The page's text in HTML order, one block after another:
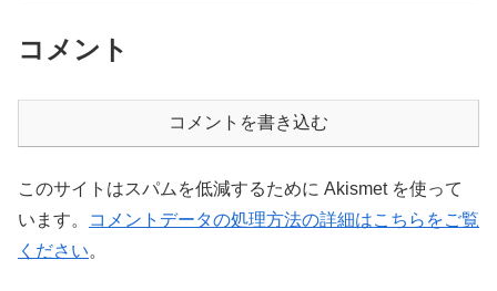
コメント
コメントを書き込む
このサイトはスパムを低減するために Akismet を使って
います。
コメントデータの処理方法の詳細はこちらをご覧
ください。